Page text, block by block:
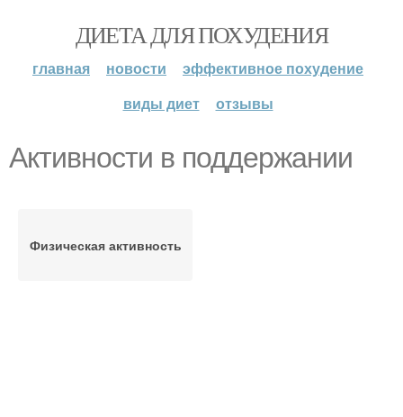
ДИЕТА ДЛЯ ПОХУДЕНИЯ
главная новости
эффективное похудение
виды диет
отзывы
Активности в поддержании
Физическая активность